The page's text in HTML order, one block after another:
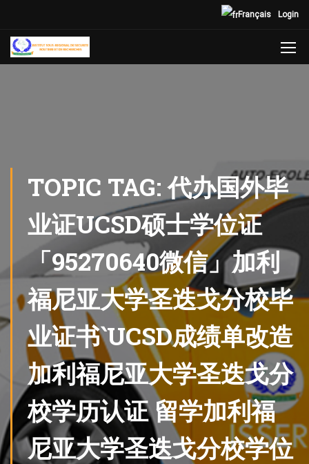
Login
Français
TOPIC TAG: 代办国外毕
业证UCSD硕士学位证
「95270640微信」加利
福尼亚大学圣迭戈分校毕
业证书‵UCSD成绩单改造
加利福尼亚大学圣迭戈分
校学历认证 留学加利福
尼亚大学圣迭戈分校学位